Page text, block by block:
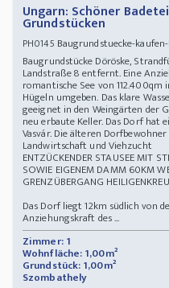
Ungarn: Schöner
Grundstücken
PH0145 Baugrundstuecke-
Baugrundstücke Döröske,
Landstraße 8 entfernt. Eine
romantische See von
Hügeln umgeben. Das klare
geeignet in den Weingärten der
neu erbaute Keller. Das Dorf hat
Vasvár. Die älteren
Landwirtschaft und Viehzucht
ENTZÜCKENDER STAUSEE MIT
SOWIE EIGENEM DAMM 60KM
GRENZÜBERGANG
Das Dorf liegt 12km südlich von
Anziehungskraft des ...
Zimmer: 1
Wohnfläche: 1,00m²
Grundstück: 1,00m²
Szombathely